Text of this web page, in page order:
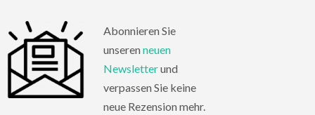
Abonnieren Sie
unserenneuen
Newsletterund
verpassen Sie keine
neue Rezension mehr.